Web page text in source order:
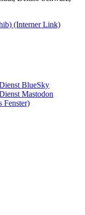
(Interner Link)
BlueSky
Mastodon
Fenster)